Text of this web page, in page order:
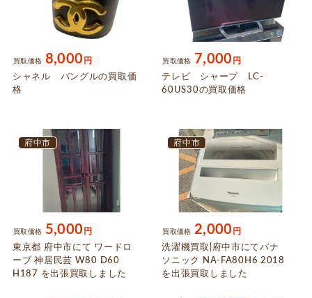
シャネル バングルの買取価
格
買取価格 8,000 円
テレビ シャープ LC-
60US30の買取価格
買取価格 7,000 円
府中市
東京都 府中市にて ワードロ
ーブ 神居民芸 W80 D60
H187 を出張買取しました
買取価格 5,000 円
府中市
洗濯機買取|府中市にてパナ
ソニック NA-FA80H6 2018
を出張買取しました
買取価格 2,000 円